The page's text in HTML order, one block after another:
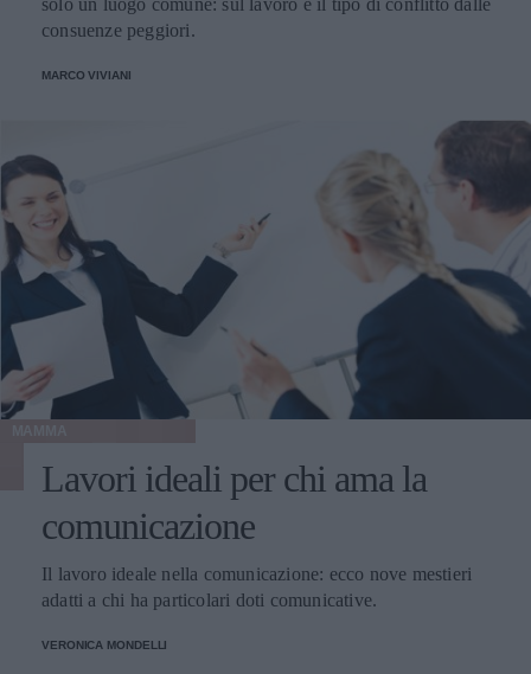
solo un luogo comune: sul lavoro è il tipo di conflitto dalle
consuenze peggiori.
MARCO VIVIANI
Lavori ideali per chi ama la
comunicazione
Il lavoro ideale nella comunicazione: ecco nove mestieri
adatti a chi ha particolari doti comunicative.
VERONICA MONDELLI